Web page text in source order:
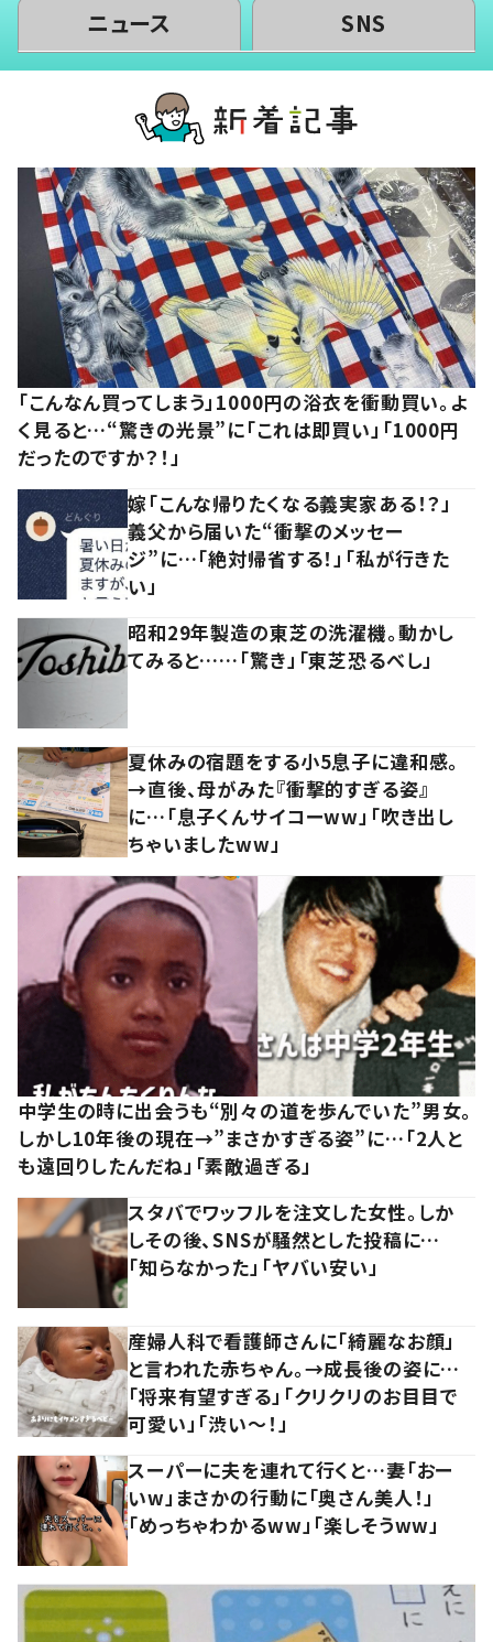
ニュース SNS
「こんなん買ってしまう」1000円の浴衣を衝動買い。よ
く見ると…“驚きの光景”に「これは即買い」「1000円
だったのですか？！」
嫁「こんな帰りたくなる義実家ある！？」
義父から届いた“衝撃のメッセー
ジ”に…「絶対帰省する！」「私が行きた
い」
昭和29年製造の東芝の洗濯機。動かし
てみると……「驚き」「東芝恐るべし」
夏休みの宿題をする小5息子に違和感。
→直後、母がみた『衝撃的すぎる姿』
に…「息子くんサイコーww」「吹き出し
ちゃいましたww」
中学生の時に出会うも“別々の道を歩んでいた”男女。
しかし10年後の現在→”まさかすぎる姿”に…「2人と
も遠回りしたんだね」「素敵過ぎる」
スタバでワッフルを注文した女性。しか
しその後、SNSが騒然とした投稿に…
「知らなかった」「ヤバい安い」
産婦人科で看護師さんに「綺麗なお顔」
と言われた赤ちゃん。→成長後の姿に…
「将来有望すぎる」「クリクリのお目目で
可愛い」「渋い～！」
スーパーに夫を連れて行くと…妻「おー
いw」まさかの行動に「奥さん美人！」
「めっちゃわかるww」「楽しそうww」